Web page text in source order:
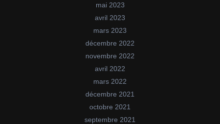
mai 2023
avril 2023
mars 2023
décembre 2022
novembre 2022
avril 2022
mars 2022
décembre 2021
octobre 2021
septembre 2021